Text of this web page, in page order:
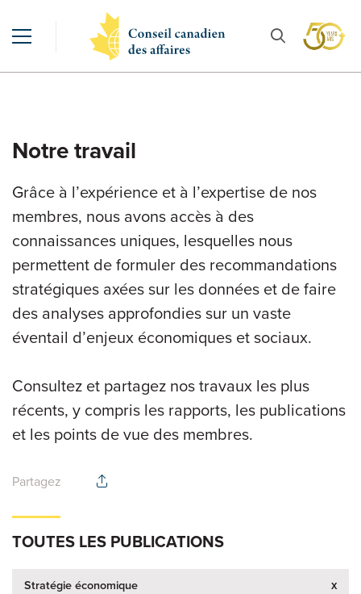
Notre travail
Grâce à l’expérience et à l’expertise de nos
membres, nous avons accès à des
connaissances uniques, lesquelles nous
permettent de formuler des recommandations
stratégiques axées sur les données et de faire
des analyses approfondies sur un vaste
éventail d’enjeux économiques et sociaux.
Consultez et partagez nos travaux les plus
récents, y compris les rapports, les publications
et les points de vue des membres.
Partagez
TOUTES LES PUBLICATIONS
Stratégie économique x